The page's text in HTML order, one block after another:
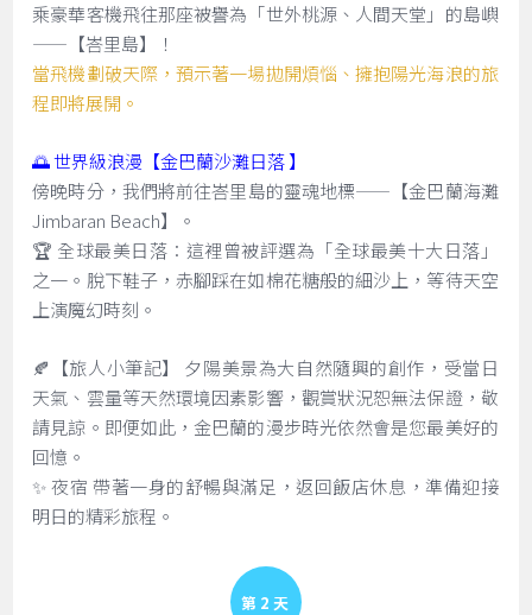
乘豪華客機飛往那座被譽為「世外桃源、人間天堂」的島嶼
——【峇里島】！
當飛機劃破天際，預示著一場拋開煩惱、擁抱陽光海浪的旅
程即將展開。
🌅 世界級浪漫【金巴蘭沙灘日落 】
傍晚時分，我們將前往峇里島的靈魂地標——【金巴蘭海灘
Jimbaran Beach】。
🏆 全球最美日落：這裡曾被評選為「全球最美十大日落」
之一。脫下鞋子，赤腳踩在如棉花糖般的細沙上，等待天空
上演魔幻時刻。
🍂【旅人小筆記】 夕陽美景為大自然隨興的創作，受當日
天氣、雲量等天然環境因素影響，觀賞狀況恕無法保證，敬
請見諒。即便如此，金巴蘭的漫步時光依然會是您最美好的
回憶。
✨ 夜宿 帶著一身的舒暢與滿足，返回飯店休息，準備迎接
明日的精彩旅程。
Day 2